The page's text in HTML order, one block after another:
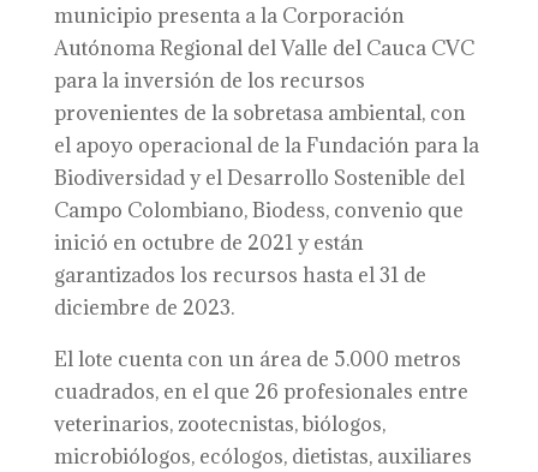
municipio presenta a la Corporación
Autónoma Regional del Valle del Cauca CVC
para la inversión de los recursos
provenientes de la sobretasa ambiental, con
el apoyo operacional de la Fundación para la
Biodiversidad y el Desarrollo Sostenible del
Campo Colombiano, Biodess, convenio que
inició en octubre de 2021 y están
garantizados los recursos hasta el 31 de
diciembre de 2023.
El lote cuenta con un área de 5.000 metros
cuadrados, en el que 26 profesionales entre
veterinarios, zootecnistas, biólogos,
microbiólogos, ecólogos, dietistas, auxiliares